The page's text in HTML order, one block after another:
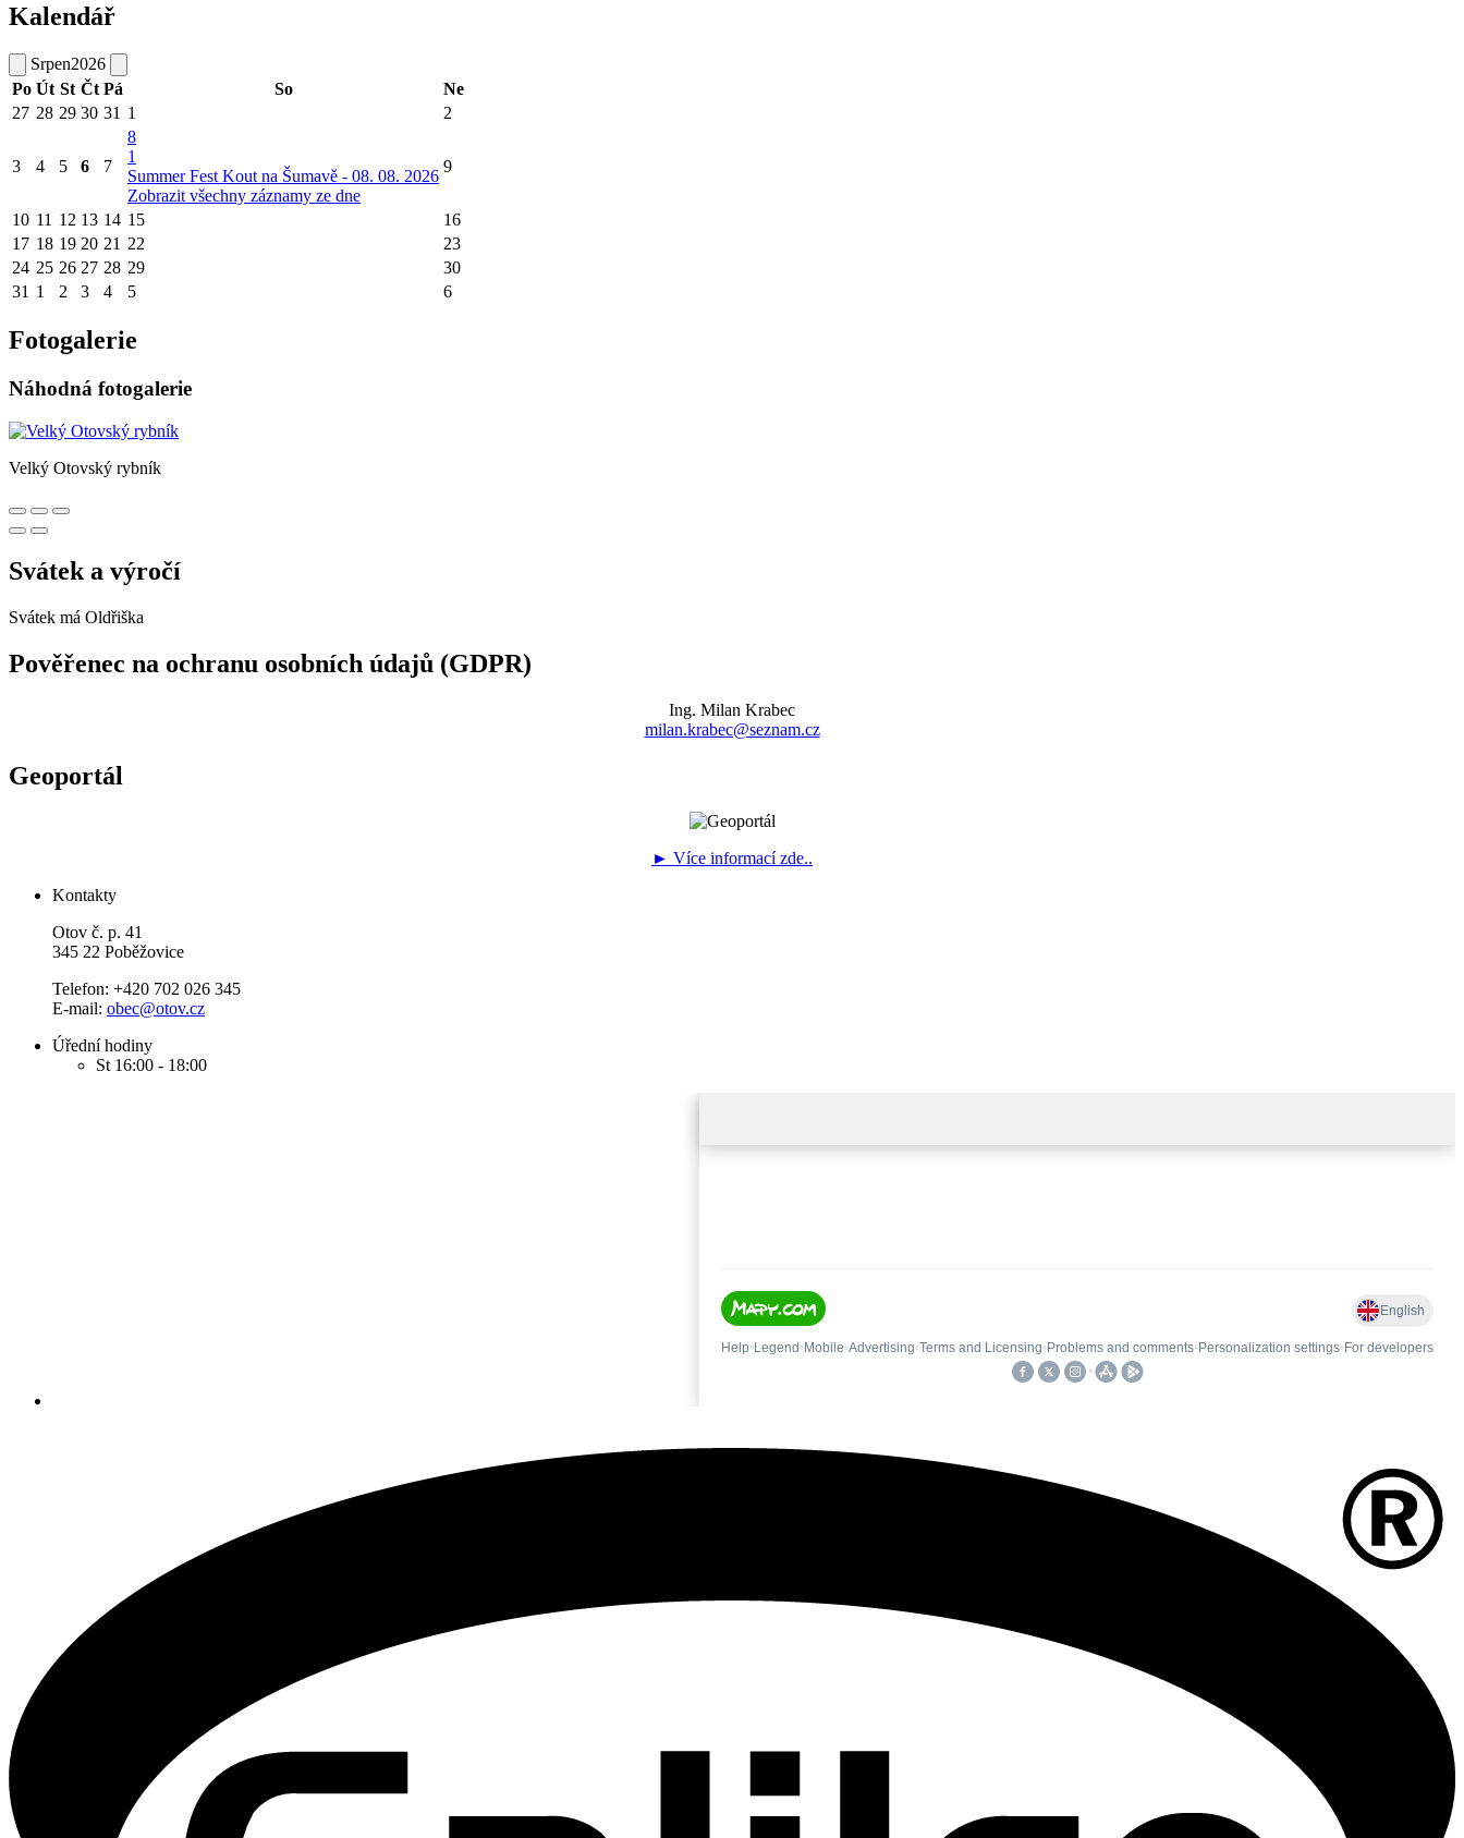
Kalendář
Srpen2026
Po Út St Čt Pá So
Ne
27 28 29 30 31 1 2
3 4 5 6 7
8
1
Summer Fest Kout na Šumavě - 08. 08. 2026
Zobrazit všechny záznamy ze dne
9
10 11 12 13 14 15
16
17 18 19 20 21 22
23
24 25 26 27 28 29
30
31 1 2 3 4 5 6
Fotogalerie
Náhodná fotogalerie
Velký Otovský rybník
Svátek a výročí
Svátek má Oldřiška
Pověřenec na ochranu osobních údajů (GDPR)
Ing. Milan Krabec
milan.krabec@seznam.cz
Geoportál
► Více informací zde..
Kontakty
Otov č. p. 41
345 22 Poběžovice
Telefon: +420 702 026 345
E-mail: obec@otov.cz
Úřední hodiny
St 16:00 - 18:00